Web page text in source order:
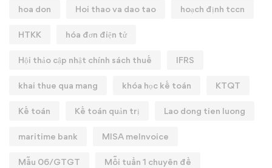
hoa don Hoi thao va dao tao hoạch định tccn
HTKK hóa đơn điện tử
Hội thảo cập nhật chính sách thuế IFRS
khai thue qua mang khóa học kế toán KTQT
Kế toán Kế toán quản trị Lao dong tien luong
maritime bank MISA meInvoice
Mẫu 06/GTGT Mỗi tuần 1 chuyên đề